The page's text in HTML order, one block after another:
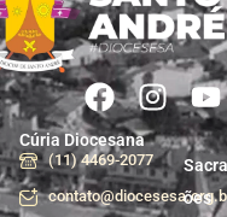
Cúria Diocesana
(11) 4469-2077
ões